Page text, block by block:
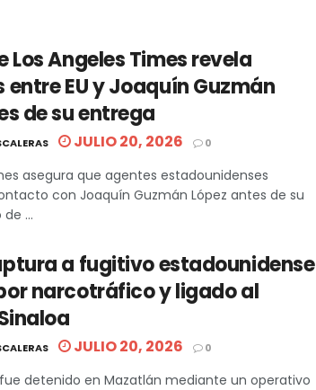
Los Angeles Times revela
EU y Joaquín Guzmán
de su entrega
JULIO 20, 2026 0
asegura que agentes estadounidenses
con Joaquín Guzmán López antes de su
...
a fugitivo estadounidense
narcotráfico y ligado al
JULIO 20, 2026 0
detenido en Mazatlán mediante un operativo